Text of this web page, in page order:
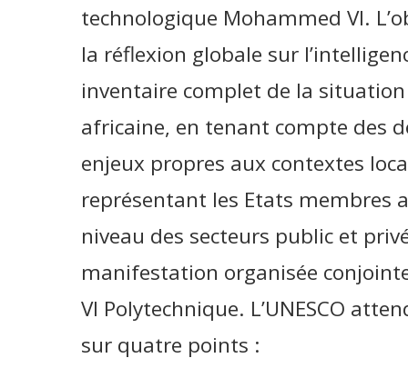
technologique Mohammed VI.
la réflexion globale sur
inventaire complet de la situation
africaine, en tenant compte des
enjeux propres aux contextes
représentant les Etats membres
niveau des secteurs public et
manifestation organisée
VI Polytechnique. L’UNESCO
sur quatre points :